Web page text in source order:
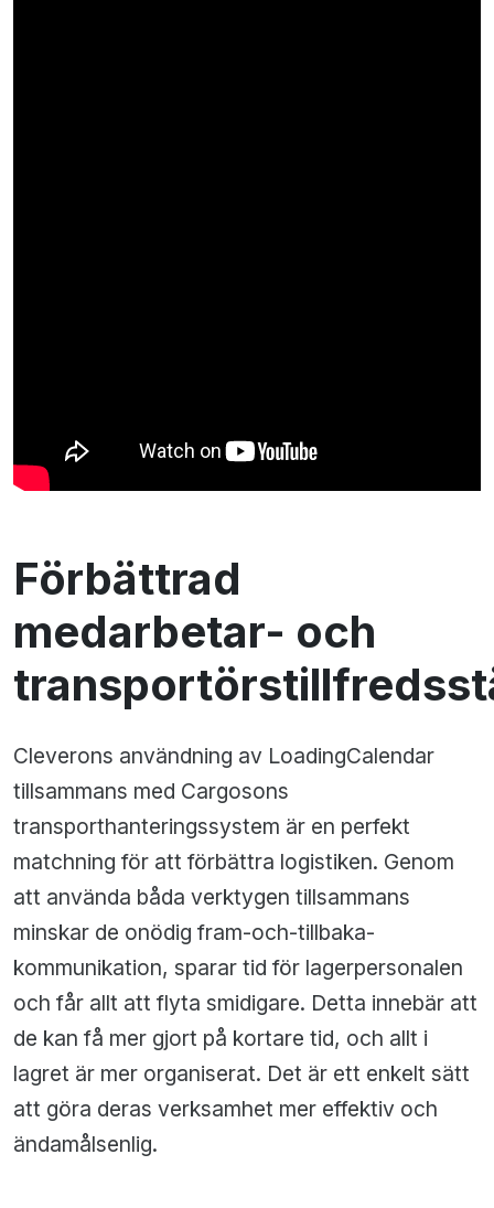
Förbättrad
medarbetar- och
Cleverons användning av LoadingCalendar
tillsammans med Cargosons
transporthanteringssystem är en perfekt
matchning för att förbättra logistiken. Genom
att använda båda verktygen tillsammans
minskar de onödig fram-och-tillbaka-
kommunikation, sparar tid för lagerpersonalen
och får allt att flyta smidigare. Detta innebär att
de kan få mer gjort på kortare tid, och allt i
lagret är mer organiserat. Det är ett enkelt sätt
att göra deras verksamhet mer effektiv och
ändamålsenlig.